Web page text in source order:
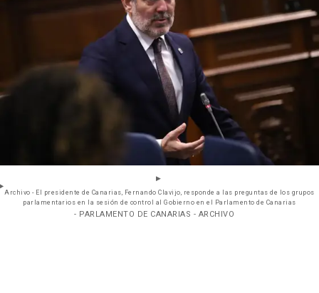
Archivo - El presidente de Canarias, Fernando Clavijo, responde a las preguntas de los grupos
parlamentarios en la sesión de control al Gobierno en el Parlamento de Canarias
- PARLAMENTO DE CANARIAS - ARCHIVO